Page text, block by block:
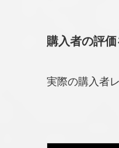
購入者の評
実際の購入者